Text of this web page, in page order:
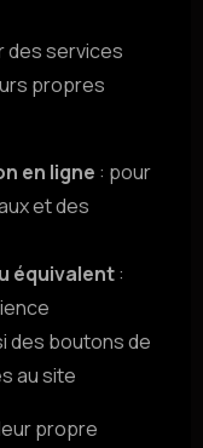
des services
propres
en ligne : pour
et des
équivalent:
des boutons de
au site
propre